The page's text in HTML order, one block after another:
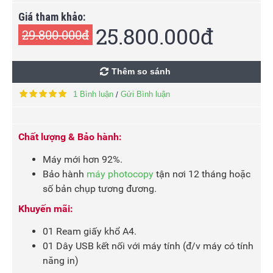
Giá tham khảo:
29.800.000đ 25.800.000đ
Thêm so sánh
1 Bình luận / Gửi Bình luận
Chất lượng & Bảo hành:
Máy mới hơn 92%.
Bảo hành máy photocopy tận nơi 12 tháng hoặc
số bản chụp tương đương.
Khuyến mãi:
01 Ream giấy khổ A4.
01 Dây USB kết nối với máy tính (đ/v máy có tính
năng in)